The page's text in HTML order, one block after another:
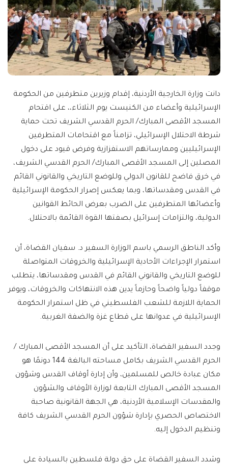
دانت وزارة الخارجية الأردنية، إقدام وزيرين متطرفين من الحكومة
الإسرائيلية وأعضاء من الكنيست يوم الثلاثاء،، على اقتحام
المسجد الأقصى المبارك/ الحرم القدسي الشريف تحت حماية
شرطة الاحتلال الإسرائيلي، تزامناً مع اقتحامات المتطرفين
الإسرائيليين وممارساتهم الاستفزازية وفرض قيود على دخول
المصلين إلى المسجد الأقصى المبارك/ الحرم القدسي الشريف،
في خرق فاضح للقانون الدولي وللوضع التاريخي والقانوني القائم
في القدس ومقدساتها، وبما يعكس إصرار الحكومة الإسرائيلية
وأعضائها المتطرفين على الضرب بعرض الحائط القوانين
الدولية، والتزامات إسرائيل بصفتها القوة القائمة بالاحتلال.
وأكد الناطق الرسمي باسم الوزارة السفير د. سفيان القضاة، أن
استمرار الإجراءات الأحادية الإسرائيلية والخروقات المتواصلة
للوضع التاريخي والقانوني القائم في القدس ومقدساتها، يتطلب
موقفاً دولياً واضحاً وحازماً يدين هذه الانتهاكات والخروقات، ويوفر
الحماية اللازمة للشعب الفلسطيني في ظل استمرار الحكومة
الإسرائيلية في عدوانها على قطاع غزة والضفة الغربية.
وجدد السفير القضاة، التأكيد على أن المسجد الأقصى المبارك /
الحرم القدسي الشريف بكامل مساحته البالغة 144 دونمًا هو
مكان عبادة خالص للمسلمين، وأن إدارة أوقاف القدس وشؤون
المسجد الأقصى المبارك التابعة لوزارة الأوقاف والشؤون
والمقدسات الإسلامية الأردنية، هي الجهة القانونية صاحبة
الاختصاص الحصري بإدارة شؤون الحرم القدسي الشريف كافة
وتنظيم الدخول إليه.
وشدد السفير القضاة على حق دولة فلسطين بالسيادة على